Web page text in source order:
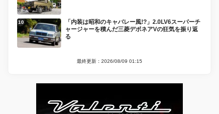
「内装は昭和のキャバレー風!?」2.0LV6スーパーチ
ャージャーを積んだ三菱デボネアVの狂気を振り返
る
最終更新：2026/08/09 01:15